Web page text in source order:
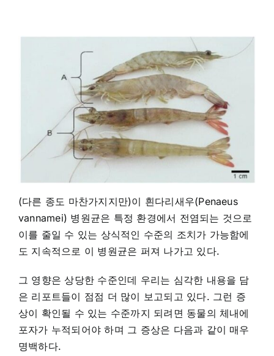
(다른 종도 마찬가지지만)이 흰다리새우(Penaeus
vannamei) 병원균은 특정 환경에서 전염되는 것으로
이를 줄일 수 있는 상식적인 수준의 조치가 가능함에
도 지속적으로 이 병원균은 퍼져 나가고 있다.
그 영향은 상당한 수준인데 우리는 심각한 내용을 담
은 리포트들이 점점 더 많이 보고되고 있다. 그런 증
상이 확인될 수 있는 수준까지 되려면 동물의 체내에
포자가 누적되어야 하며 그 증상은 다음과 같이 매우
명백하다.